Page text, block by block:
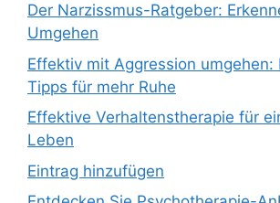
Der Narzissmus-Ratgeber:
Umgehen
Effektiv mit Aggression umgehen:
Tipps für mehr Ruhe
Effektive Verhaltenstherapie für
Leben
Eintrag hinzufügen